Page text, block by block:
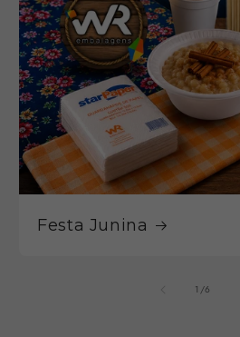
Festa Junina
1 /de
6